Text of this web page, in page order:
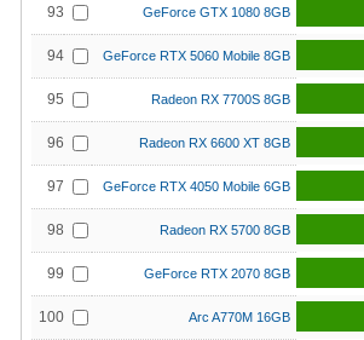
93 GeForce GTX 1080 8GB
94 GeForce RTX 5060 Mobile 8GB
95 Radeon RX 7700S 8GB
96 Radeon RX 6600 XT 8GB
97 GeForce RTX 4050 Mobile 6GB
98 Radeon RX 5700 8GB
99 GeForce RTX 2070 8GB
100 Arc A770M 16GB